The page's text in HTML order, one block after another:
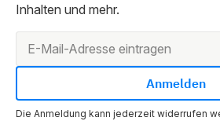
Inhalten und mehr.
Die Anmeldung kann jederzeit widerrufen